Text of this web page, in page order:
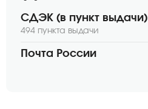
СДЭК (в пункт выдачи)
494 пункта выдачи
Почта России